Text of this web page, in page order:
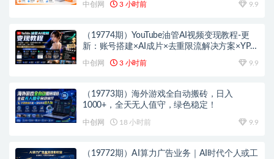
中创网 3 小时前 9.9
（19774期）YouTube油管AI视频变现教程-更
新：账号搭建×AI成片×去重限流解决方案×YPP
中创网 3 小时前 9.9
（19773期）海外游戏全自动搬砖，日入
1000+，全天无人值守，绿色稳定！
中创网 18 小时前 9.9
（19772期）AI算力广告业务｜AI时代个人或工